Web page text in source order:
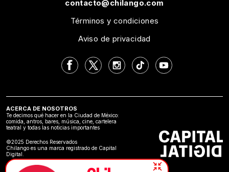
contacto@chilango.com
Términos y condiciones
Aviso de privacidad
ACERCA DE NOSOTROS
Te decimos qué hacer en la Ciudad de México:
comida, antros, bares, música, cine, cartelera
teatral y todas las noticias importantes
©2025 Derechos Reservados
Chilango es una marca registrado de Capital
Digital.